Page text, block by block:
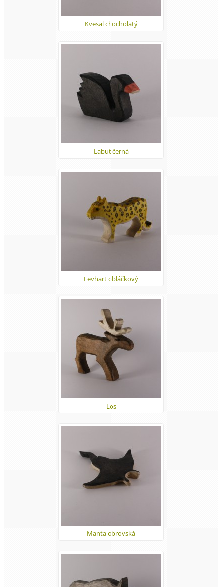
Kvesal chocholatý
Labuť černá
Levhart obláčkový
Los
Manta obrovská